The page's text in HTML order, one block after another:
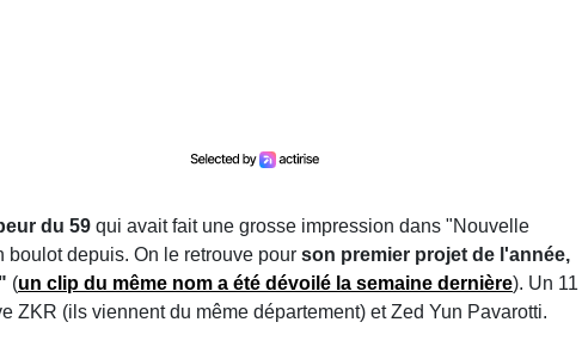
du 59 qui avait fait une grosse impression dans "Nouvelle
boulot depuis. On le retrouve pour son premier projet de l'année,
(un clip du même nom a été dévoilé la semaine dernière). Un 11
ZKR (ils viennent du même département) et Zed Yun Pavarotti.